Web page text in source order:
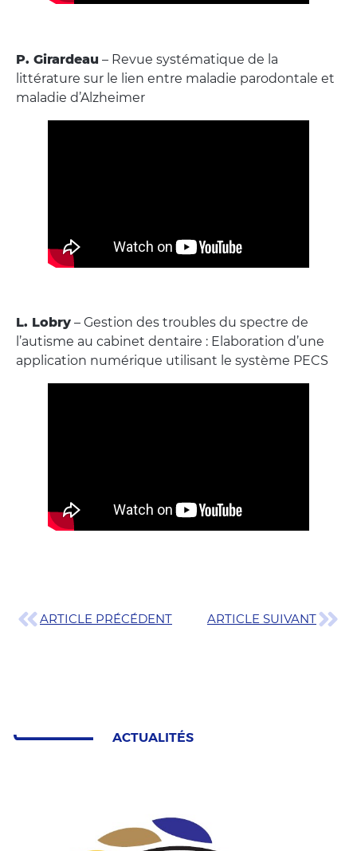
ACTUALITÉS
P. Girardeau – Revue systématique de la
littérature sur le lien entre maladie parodontale et
maladie d’Alzheimer
L. Lobry – Gestion des troubles du spectre de
l’autisme au cabinet dentaire : Elaboration d’une
application numérique utilisant le système PECS
ARTICLE PRÉCÉDENT ARTICLE SUIVANT